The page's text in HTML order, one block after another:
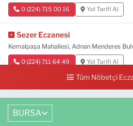
0 (224) 715 00 16 Yol Tarifi Al
Sezer Eczanesi
Kemalpaşa Mahallesi, Adnan Menderes
0 (224) 711 64 49 Yol Tarifi Al
Tüm Nöbetçi
BURSA